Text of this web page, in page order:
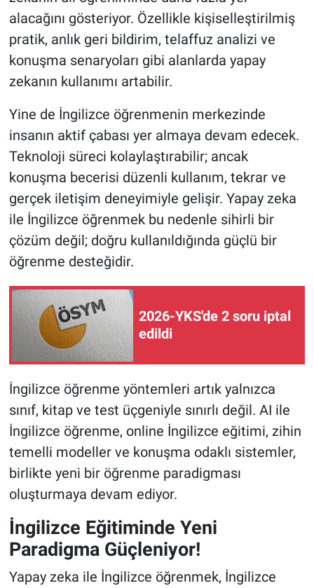
alacağını gösteriyor. Özellikle kişiselleştirilmiş
pratik, anlık geri bildirim, telaffuz analizi ve
konuşma senaryoları gibi alanlarda yapay
zekanın kullanımı artabilir.
Yine de İngilizce öğrenmenin merkezinde
insanın aktif çabası yer almaya devam edecek.
Teknoloji süreci kolaylaştırabilir; ancak
konuşma becerisi düzenli kullanım, tekrar ve
gerçek iletişim deneyimiyle gelişir. Yapay zeka
ile İngilizce öğrenmek bu nedenle sihirli bir
çözüm değil; doğru kullanıldığında güçlü bir
öğrenme desteğidir.
2026-YKS'de 2 soru iptal
edildi
İngilizce öğrenme yöntemleri artık yalnızca
sınıf, kitap ve test üçgeniyle sınırlı değil. AI ile
İngilizce öğrenme, online İngilizce eğitimi, zihin
temelli modeller ve konuşma odaklı sistemler,
birlikte yeni bir öğrenme paradigması
oluşturmaya devam ediyor.
İngilizce Eğitiminde Yeni
Paradigma Güçleniyor!
Yapay zeka ile İngilizce öğrenmek, İngilizce